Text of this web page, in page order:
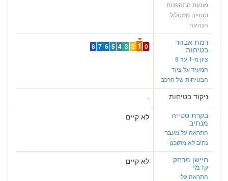
מונעת התהפכות
וסטייה ממסלול
הנהיגה
רמת אבזור
בטיחות
ציון מ-1 עד 8
המעיד על ציוד
הבטיחות של הרכב
0
1
2
3
4
5
6
7
8
ניקוד בטיחות
-
בקרת סטייה
מנתיב
התראה על מעבר
נתיב לא מתוכנן
לא קיים
חיישן מרחק
קדמי
התראה על
לא קיים